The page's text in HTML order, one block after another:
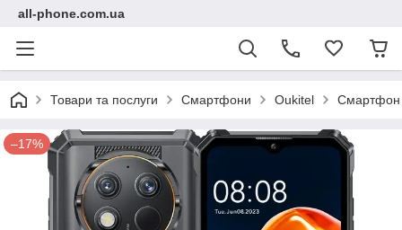
all-phone.com.ua
Товари та послуги Смартфони Oukitel Смартфон
–17%